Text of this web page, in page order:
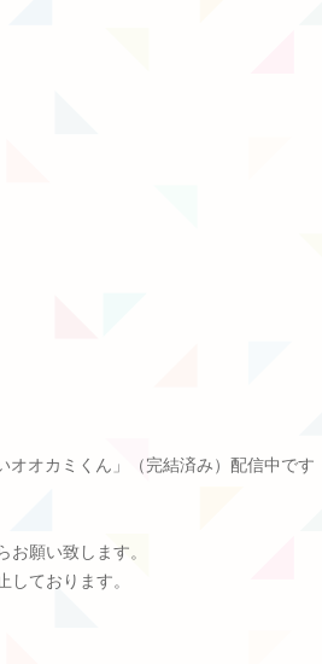
オカミくん」（完結済み）配信中です
願い致します。
ております。